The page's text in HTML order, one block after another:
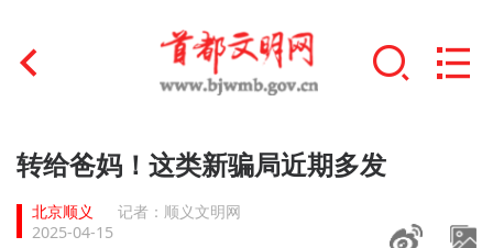
首页
文明创建
转给爸妈！这类新骗局近期多发
北京顺义
记者：顺义文明网
2025-04-15